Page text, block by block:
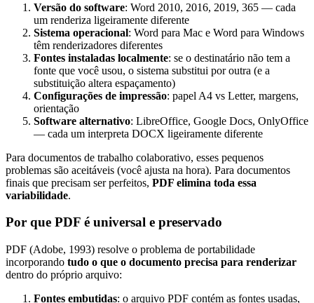
Versão do software: Word 2010, 2016, 2019, 365 — cada
um renderiza ligeiramente diferente
Sistema operacional: Word para Mac e Word para Windows
têm renderizadores diferentes
Fontes instaladas localmente: se o destinatário não tem a
fonte que você usou, o sistema substitui por outra (e a
substituição altera espaçamento)
Configurações de impressão: papel A4 vs Letter, margens,
orientação
Software alternativo: LibreOffice, Google Docs, OnlyOffice
— cada um interpreta DOCX ligeiramente diferente
Para documentos de trabalho colaborativo, esses pequenos
problemas são aceitáveis (você ajusta na hora). Para documentos
finais que precisam ser perfeitos, PDF elimina toda essa
variabilidade.
Por que PDF é universal e preservado
PDF (Adobe, 1993) resolve o problema de portabilidade
incorporando tudo o que o documento precisa para renderizar
dentro do próprio arquivo:
Fontes embutidas: o arquivo PDF contém as fontes usadas,